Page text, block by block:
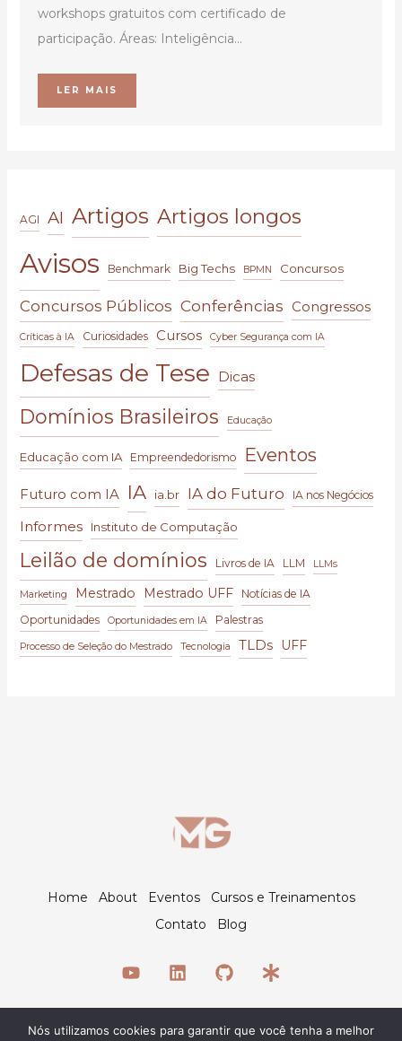
workshops gratuitos com certificado de
participação. Áreas: Inteligência...
LER MAIS
AGI AI Artigos Artigos longos
Avisos Benchmark Big Techs BPMN Concursos
Concursos Públicos Conferências Congressos
Críticas à IA Curiosidades Cursos Cyber Segurança com IA
Defesas de Tese Dicas
Domínios Brasileiros Educação
Educação com IA Empreendedorismo Eventos
Futuro com IA IA ia.br IA do Futuro IA nos Negócios
Informes Instituto de Computação
Leilão de domínios Livros de IA LLM LLMs
Marketing Mestrado Mestrado UFF
Notícias de IA
Oportunidades
Oportunidades em IA Palestras
Processo de Seleção do Mestrado Tecnologia TLDs UFF
Home About Eventos
Cursos e Treinamentos
Contato
Blog
Nós utilizamos cookies para garantir que você tenha a melhor